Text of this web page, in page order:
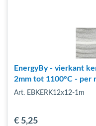
EnergyBy - vierkant
2mm tot 1100°C - per
Art. EBKERK12x12-1m
€ 5,25